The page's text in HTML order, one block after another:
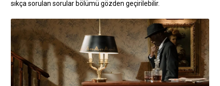
sıkça sorulan sorular bölümü gözden geçirilebilir.